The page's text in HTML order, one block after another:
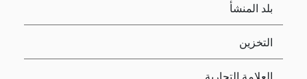
بلد المنشأ
التخزين
العلامة التجارية